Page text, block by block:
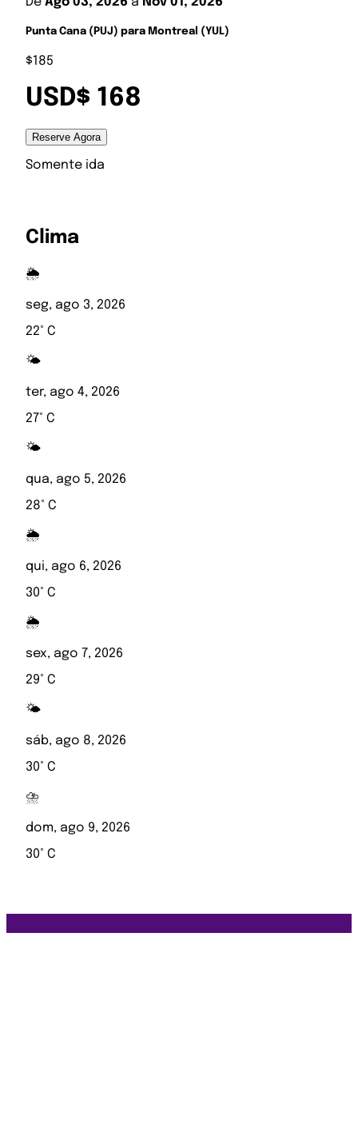
Punta Cana (PUJ) para Montreal (YUL)
$185
USD$ 168
Reserve Agora
Somente ida
Clima
🌦️
seg, ago 3, 2026
22° C
🌤️
ter, ago 4, 2026
27° C
🌤️
qua, ago 5, 2026
28° C
🌦️
qui, ago 6, 2026
30° C
🌦️
sex, ago 7, 2026
29° C
🌤️
sáb, ago 8, 2026
30° C
⛈️
dom, ago 9, 2026
30° C